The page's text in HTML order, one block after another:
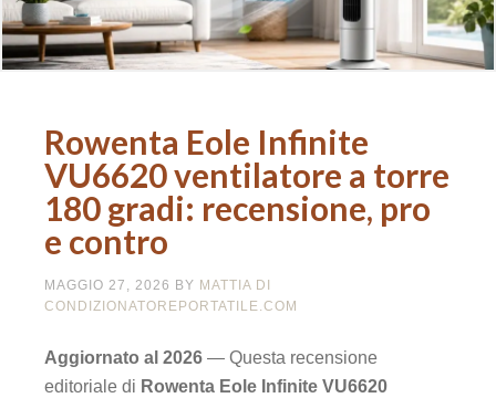
Rowenta Eole Infinite
VU6620 ventilatore a torre
180 gradi: recensione, pro
e contro
MAGGIO 27, 2026 BY MATTIA DI
CONDIZIONATOREPORTATILE.COM
Aggiornato al 2026 — Questa recensione
editoriale di Rowenta Eole Infinite VU6620